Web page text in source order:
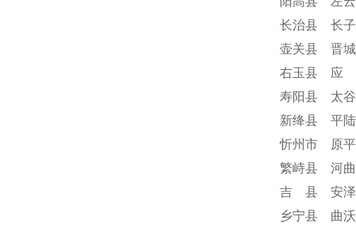
长治县 长
壶关县 晋
右玉县 应
寿阳县 太
新绛县 平
忻州市 原
繁峙县 河
吉 县 安
乡宁县 曲